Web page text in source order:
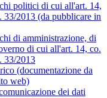
politici di cui all'art. 14,
33/2013 (da pubblicare in
di amministrazione, di
di cui all'art. 14, co.
33/2013
(documentazione da
web)
dei dati